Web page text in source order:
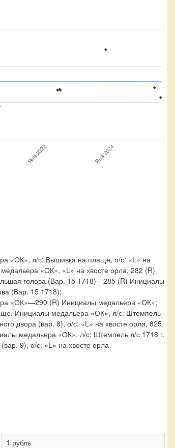
Янв 2022 Янв 2024
«ОК», л/с: Вышивка на плаще, о/с: «L» на
«ОК», «L» на хвосте орла, 282 (R)
голова (Вар. 15 1718)—285 (R) Инициалы
(Вар. 15 1718);
«ОК»—290 (R) Инициалы медальера «ОК»;
Инициалы медальера «ОК», л/с: Штемпель
двора (вар. 8), о/с: «L» на хвосте орла, 825
медальера «ОК», л/с: Штемпель л/с 1718 г.
9), о/с: «L» на хвосте орла
1 рубль